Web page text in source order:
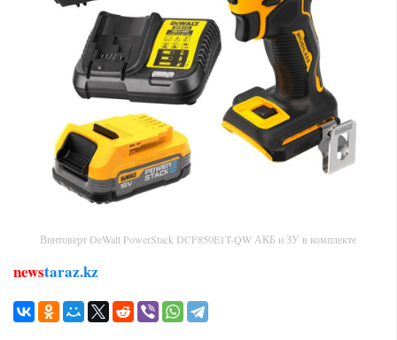
Винтоверт DeWalt PowerStack DCF850E1T-QW АКБ и ЗУ в комплекте
newstaraz.kz